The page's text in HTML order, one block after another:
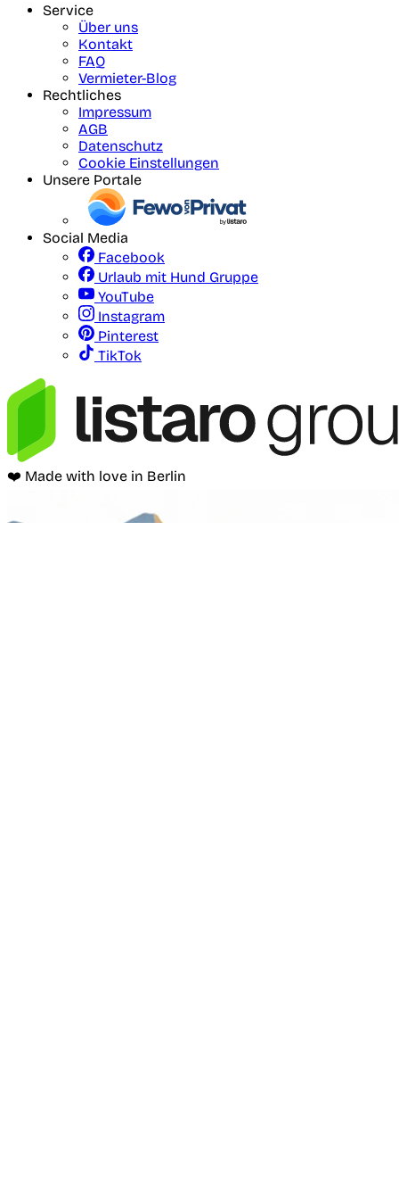
Service
Über uns
Kontakt
FAQ
Vermieter-Blog
Rechtliches
Impressum
AGB
Datenschutz
Cookie Einstellungen
Unsere Portale
Social Media
Facebook
Urlaub mit Hund Gruppe
YouTube
Instagram
Pinterest
TikTok
❤️ Made with love in Berlin